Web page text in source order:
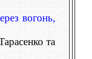
вогонь,
та